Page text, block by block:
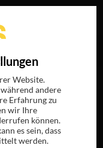
Website.
andere
Erfahrung zu
wir Ihre
können.
es sein, dass
werden.